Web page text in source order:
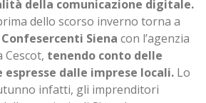
della comunicazione digitale.
dello scorso inverno torna a
Confesercenti Siena con l’agenzia
tenendo conto delle
espresse dalle imprese locali. Lo
infatti, gli imprenditori